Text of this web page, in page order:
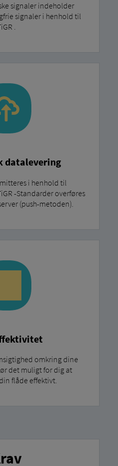
signaler indeholder
signaler i henhold til
.
datalevering
i henhold til
-Standarder overføres
(push-metoden).
omkring dine
det muligt for dig at
flåde effektivt.